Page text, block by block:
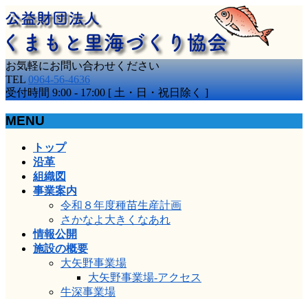
お気軽にお問い合わせください
TEL 0964-56-4636
受付時間 9:00 - 17:00 [ 土・日・祝日除く ]
MENU
トップ
沿革
組織図
事業案内
令和８年度種苗生産計画
さかなよ大きくなあれ
情報公開
施設の概要
大矢野事業場
大矢野事業場-アクセス
牛深事業場